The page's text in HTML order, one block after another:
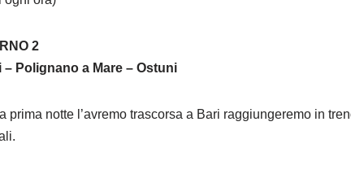
2
– Polignano a Mare – Ostuni
prima notte l’avremo trascorsa a Bari raggiungeremo in